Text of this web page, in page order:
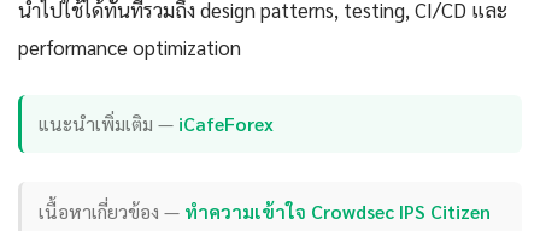
นำไปใช้ได้ทันทีรวมถึง design patterns, testing, CI/CD และ
performance optimization
แนะนำเพิ่มเติม — iCafeForex
เนื้อหาเกี่ยวข้อง — ทำความเข้าใจ Crowdsec IPS Citizen